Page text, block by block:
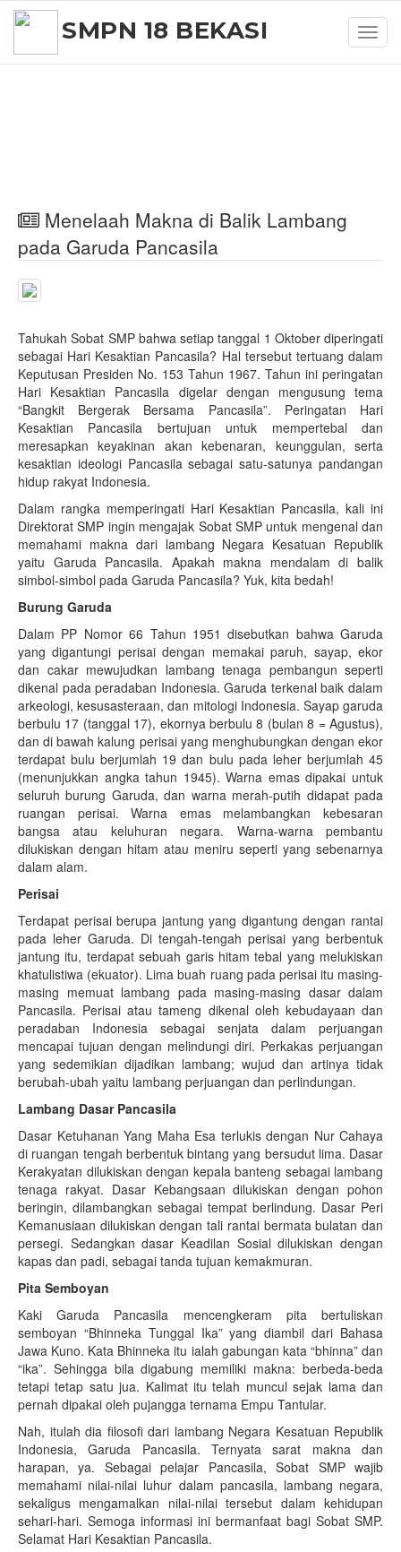
SMPN 18 BEKASI
Menelaah Makna di Balik Lambang
pada Garuda Pancasila
Tahukah Sobat SMP bahwa setiap tanggal 1 Oktober diperingati
sebagai Hari Kesaktian Pancasila? Hal tersebut tertuang dalam
Keputusan Presiden No. 153 Tahun 1967. Tahun ini peringatan
Hari Kesaktian Pancasila digelar dengan mengusung tema
“Bangkit Bergerak Bersama Pancasila”. Peringatan Hari
Kesaktian Pancasila bertujuan untuk mempertebal dan
meresapkan keyakinan akan kebenaran, keunggulan, serta
kesaktian ideologi Pancasila sebagai satu-satunya pandangan
hidup rakyat Indonesia.
Dalam rangka memperingati Hari Kesaktian Pancasila, kali ini
Direktorat SMP ingin mengajak Sobat SMP untuk mengenal dan
memahami makna dari lambang Negara Kesatuan Republik
yaitu Garuda Pancasila. Apakah makna mendalam di balik
simbol-simbol pada Garuda Pancasila? Yuk, kita bedah!
Burung Garuda
Dalam PP Nomor 66 Tahun 1951 disebutkan bahwa Garuda
yang digantungi perisai dengan memakai paruh, sayap, ekor
dan cakar mewujudkan lambang tenaga pembangun seperti
dikenal pada peradaban Indonesia. Garuda terkenal baik dalam
arkeologi, kesusasteraan, dan mitologi Indonesia. Sayap garuda
berbulu 17 (tanggal 17), ekornya berbulu 8 (bulan 8 = Agustus),
dan di bawah kalung perisai yang menghubungkan dengan ekor
terdapat bulu berjumlah 19 dan bulu pada leher berjumlah 45
(menunjukkan angka tahun 1945). Warna emas dipakai untuk
seluruh burung Garuda, dan warna merah-putih didapat pada
ruangan perisai. Warna emas melambangkan kebesaran
bangsa atau keluhuran negara. Warna-warna pembantu
dilukiskan dengan hitam atau meniru seperti yang sebenarnya
dalam alam.
Perisai
Terdapat perisai berupa jantung yang digantung dengan rantai
pada leher Garuda. Di tengah-tengah perisai yang berbentuk
jantung itu, terdapat sebuah garis hitam tebal yang melukiskan
khatulistiwa (ekuator). Lima buah ruang pada perisai itu masing-
masing memuat lambang pada masing-masing dasar dalam
Pancasila. Perisai atau tameng dikenal oleh kebudayaan dan
peradaban Indonesia sebagai senjata dalam perjuangan
mencapai tujuan dengan melindungi diri. Perkakas perjuangan
yang sedemikian dijadikan lambang; wujud dan artinya tidak
berubah-ubah yaitu lambang perjuangan dan perlindungan.
Lambang Dasar Pancasila
Dasar Ketuhanan Yang Maha Esa terlukis dengan Nur Cahaya
di ruangan tengah berbentuk bintang yang bersudut lima. Dasar
Kerakyatan dilukiskan dengan kepala banteng sebagai lambang
tenaga rakyat. Dasar Kebangsaan dilukiskan dengan pohon
beringin, dilambangkan sebagai tempat berlindung. Dasar Peri
Kemanusiaan dilukiskan dengan tali rantai bermata bulatan dan
persegi. Sedangkan dasar Keadilan Sosial dilukiskan dengan
kapas dan padi, sebagai tanda tujuan kemakmuran.
Pita Semboyan
Kaki Garuda Pancasila mencengkeram pita bertuliskan
semboyan “Bhinneka Tunggal Ika” yang diambil dari Bahasa
Jawa Kuno. Kata Bhinneka itu ialah gabungan kata “bhinna” dan
“ika”. Sehingga bila digabung memiliki makna: berbeda-beda
tetapi tetap satu jua. Kalimat itu telah muncul sejak lama dan
pernah dipakai oleh pujangga ternama Empu Tantular.
Nah, itulah dia filosofi dari lambang Negara Kesatuan Republik
Indonesia, Garuda Pancasila. Ternyata sarat makna dan
harapan, ya. Sebagai pelajar Pancasila, Sobat SMP wajib
memahami nilai-nilai luhur dalam pancasila, lambang negara,
sekaligus mengamalkan nilai-nilai tersebut dalam kehidupan
sehari-hari. Semoga informasi ini bermanfaat bagi Sobat SMP.
Selamat Hari Kesaktian Pancasila.